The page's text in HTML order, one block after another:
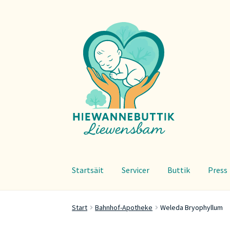
Navigation
springen
Inhalt
springen
Startsäit Servicer Buttik Press
Start Bahnhof-Apotheke Weleda Bryophyllum